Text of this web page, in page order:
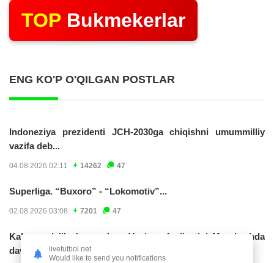
TOP Bukmekerlar
ENG KO'P O'QILGAN POSTLAR
Indoneziya prezidenti JCH-2030ga chiqishni umummilliy
vazifa deb...
04.08.2026 02:11 14262 47
Superliga. “Buxoro” - “Lokomotiv”...
02.08.2026 03:08 7201 47
Kabo-verdelik darvozabon Vozinya faoliyatini Marokashda
davom ettirishi...
livefutbol.net
Would like to send you notifications